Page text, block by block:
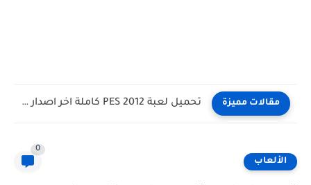
مقالات مميزة تحميل لعبة PES 2012 كاملة اخر اصدار للاندرويد
الألعاب
0